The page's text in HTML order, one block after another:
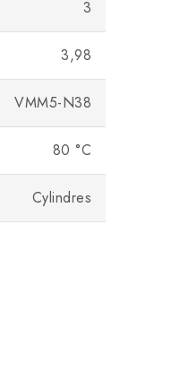
3
3,98
VMM5-N38
80 °C
Cylindres